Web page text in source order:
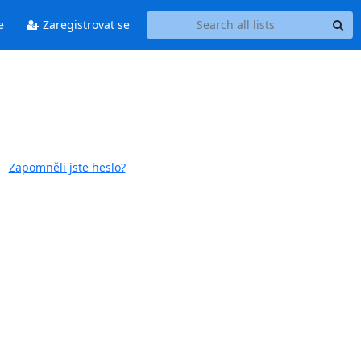
Zaregistrovat se
Zapomněli jste heslo?